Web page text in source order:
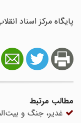
پایگاه مرکز اسناد
مطالب مرتبط
غدیر، جنگ و